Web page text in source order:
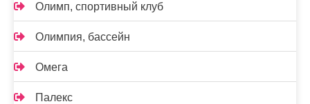
Олимп, спортивный клуб
Олимпия, бассейн
Омега
Палекс